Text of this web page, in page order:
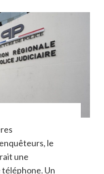
le
une
Un